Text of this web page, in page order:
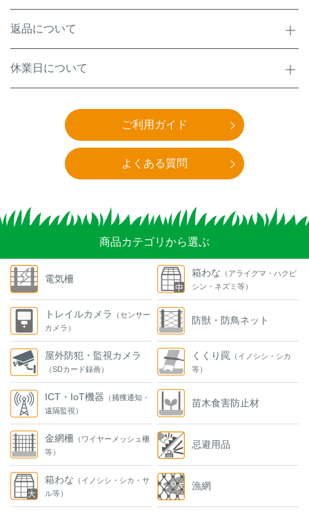
返品について
休業日について
ご利用ガイド
よくある質問
商品カテゴリから選ぶ
電気柵
トレイルカメラ
（センサー
カメラ）
屋外防犯・監視カメラ
（SDカード録画）
ICT・IoT機器 （捕獲通知・
遠隔監視）
金網柵 （ワイヤーメッシュ柵
等）
箱わな （イノシシ・シカ・サ
ル等）
箱わな （アライグマ・ハクビ
シン・ネズミ等）
防獣・防鳥ネット
くくり罠 （イノシシ・シカ
等）
苗木食害防止材
忌避用品
漁網